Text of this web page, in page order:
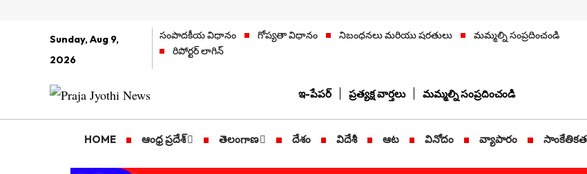
Sunday, Aug 9,
2026
సంపాదకీయ విధానం గోప్యతా విధానం నిబంధనలు మరియు షరతులు
మమ్మల్ని సంప్రదించండి
రిపోర్టర్ లాగిన్
ఇ-పేపర్ ప్రత్యక్ష వార్తలు మమ్మల్ని సంప్రదించండి
HOME ఆంధ్ర ప్రదేశ్ తెలంగాణ దేశం విదేశీ ఆట వినోదం వ్యాపారం సాంకేతికత